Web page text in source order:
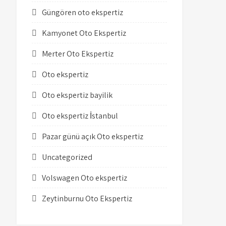
Güngören oto ekspertiz
Kamyonet Oto Ekspertiz
Merter Oto Ekspertiz
Oto ekspertiz
Oto ekspertiz bayilik
Oto ekspertiz İstanbul
Pazar günü açık Oto ekspertiz
Uncategorized
Volswagen Oto ekspertiz
Zeytinburnu Oto Ekspertiz